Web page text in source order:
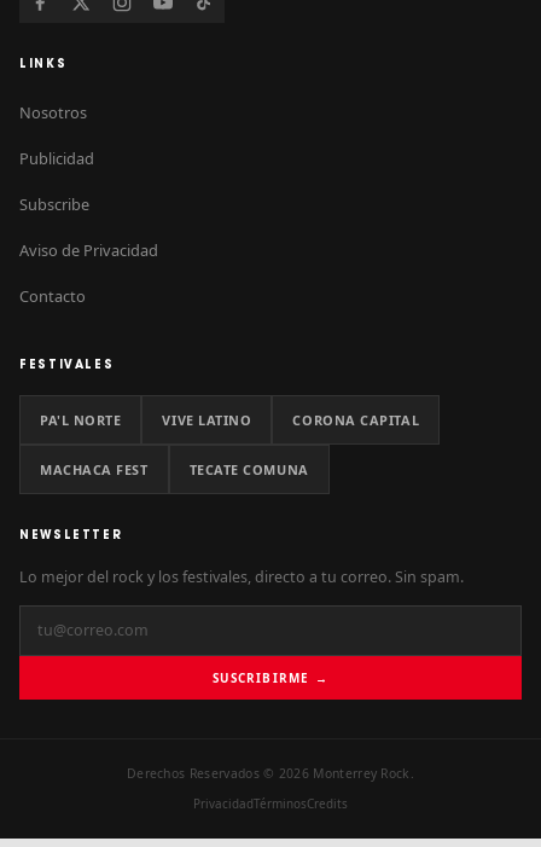
LINKS
Nosotros
Publicidad
Subscribe
Aviso de Privacidad
Contacto
FESTIVALES
PA'L NORTE VIVE LATINO CORONA CAPITAL
MACHACA FEST TECATE COMUNA
NEWSLETTER
Lo mejor del rock y los festivales, directo a tu correo. Sin spam.
SUSCRIBIRME →
Derechos Reservados © 2026 Monterrey Rock.
PrivacidadTérminosCredits